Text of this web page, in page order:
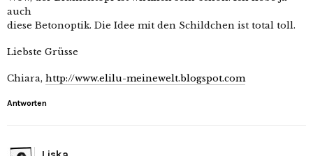
auch
diese Betonoptik. Die Idee mit den Schildchen ist total toll.
Liebste Grüsse
Chiara, http://www.elilu-meinewelt.blogspot.com
Antworten